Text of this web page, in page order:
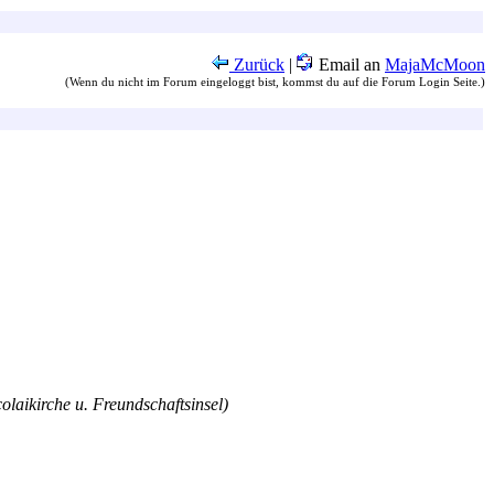
Zurück | Email an MajaMcMoon
(Wenn du nicht im Forum eingeloggt bist, kommst du auf die Forum Login Seite.)
u. Freundschaftsinsel)